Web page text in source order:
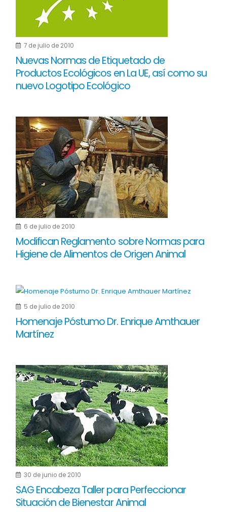
7 de julio de 2010
Nuevas Normas de Etiquetado de
Productos Ecológicos en La UE, así como su
nuevo Logotipo Ecológico
6 de julio de 2010
Modifican Reglamento sobre Normas para
Higiene de Alimentos de Origen Animal
5 de julio de 2010
Homenaje Póstumo Dr. Enrique Amthauer
Martínez
30 de junio de 2010
SAG Encabeza Taller para Perfeccionar
Situación de Bienestar Animal